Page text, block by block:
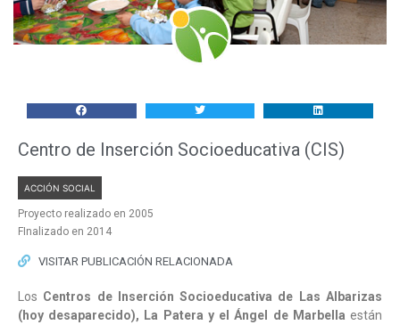
Centro de Inserción Socioeducativa (CIS)
ACCIÓN SOCIAL
Proyecto realizado en 2005
FInalizado en 2014
VISITAR PUBLICACIÓN RELACIONADA
Los Centros de Inserción Socioeducativa de Las Albarizas
(hoy desaparecido), La Patera y el Ángel de Marbella están